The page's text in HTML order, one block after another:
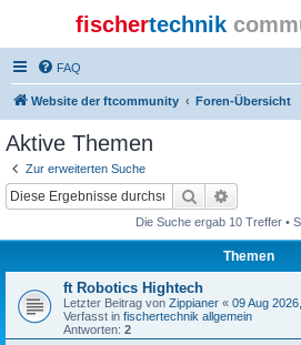
fischertechnik
FAQ
Website der ftcommunity Foren-Übersicht
Aktive Themen
Zur erweiterten Suche
Suche
Die Suche ergab 10 Treffer •
Themen
ft Robotics Hightech
Letzter Beitrag von Zippianer « 09 Aug
Verfasst in fischertechnik allgemein
Antworten: 2